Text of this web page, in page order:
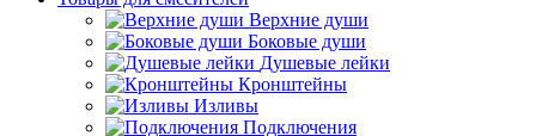
Верхние души
Боковые души
Душевые лейки
Кронштейны
Изливы
Подключения